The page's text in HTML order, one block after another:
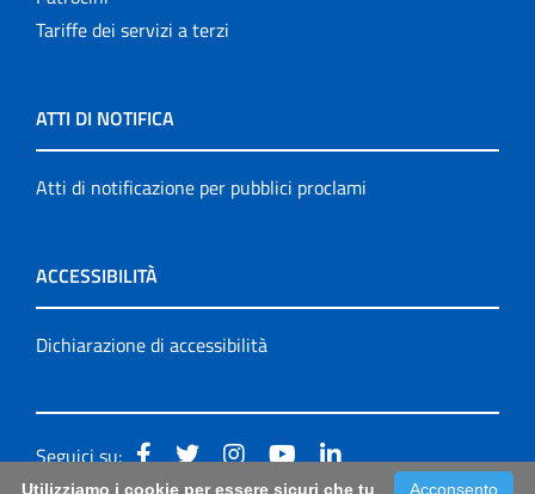
Tariffe dei servizi a terzi
ATTI DI NOTIFICA
Atti di notificazione per pubblici proclami
ACCESSIBILITÀ
Dichiarazione di accessibilità
Seguici su:
Acconsento
Utilizziamo i cookie per essere sicuri che tu